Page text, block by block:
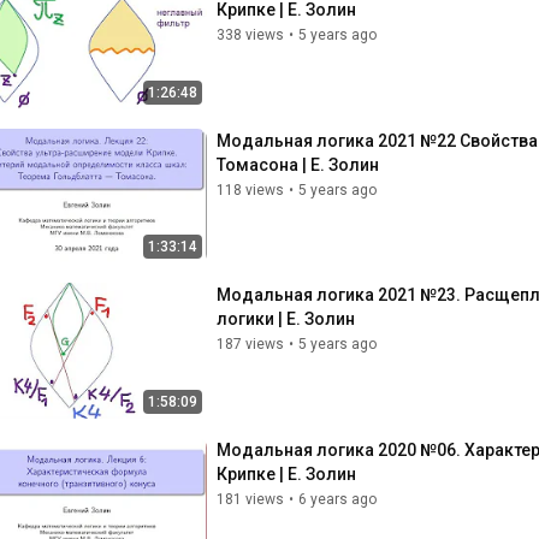
1:26:48
Крипке | Е. Золин
338 views • 5 years ago
1:33:14
Модальная логика 2021 №22
Томасона | Е. Золин
118 views • 5 years ago
1:58:09
Модальная логика 2021 №23.
логики | Е. Золин
187 views • 5 years ago
Модальная логика 2020 №06.
Крипке | Е. Золин
181 views • 6 years ago